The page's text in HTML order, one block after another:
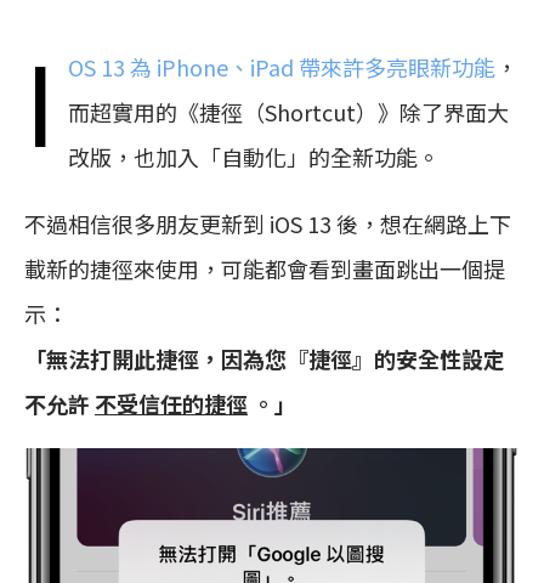
i OS 13 為 iPhone、iPad 帶來許多亮眼新功能 ，
而超實用的《捷徑（Shortcut）》除了界面大
改版，也加入「自動化」的全新功能。
不過相信很多朋友更新到 iOS 13 後，想在網路上下
載新的捷徑來使用，可能都會看到畫面跳出一個提
示：
「無法打開此捷徑，因為您『捷徑』的安全性設定
不允許 不受信任的捷徑 。」